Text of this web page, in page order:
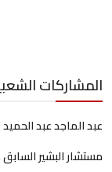
المشاركات
عبد الماجد عبد
مستشار البشير